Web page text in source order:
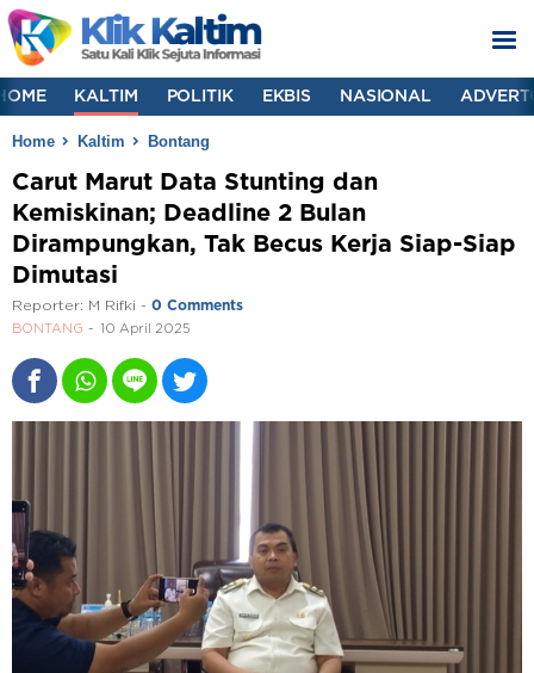
KALTIM POLITIK EKBIS NASIONAL
Home Kaltim Bontang
Carut Marut Data Stunting dan
Kemiskinan; Deadline 2 Bulan
Dirampungkan, Tak Becus Kerja Siap-Siap
Dimutasi
Reporter: M Rifki - 0 Comments
BONTANG 10 April 2025